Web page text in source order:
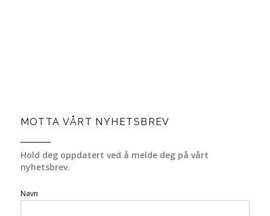
MOTTA VÅRT NYHETSBREV
Hold deg oppdatert ved å melde deg på vårt
nyhetsbrev.
Navn